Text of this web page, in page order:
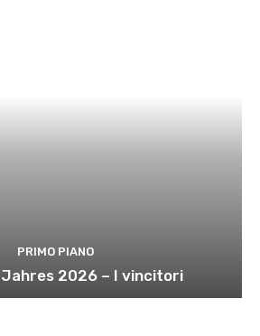
PRIMO PIANO
Jahres 2026 – I vincitori